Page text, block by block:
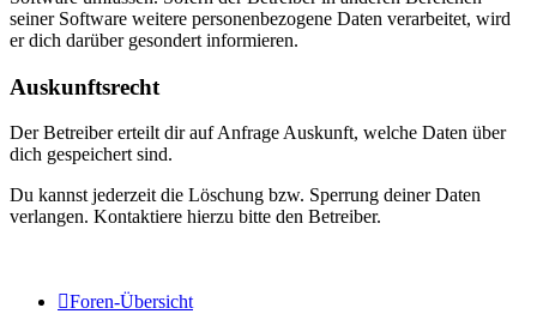
seiner Software weitere personenbezogene Daten verarbeitet, wird
er dich darüber gesondert informieren.
Auskunftsrecht
Der Betreiber erteilt dir auf Anfrage Auskunft, welche Daten über
dich gespeichert sind.
Du kannst jederzeit die Löschung bzw. Sperrung deiner Daten
verlangen. Kontaktiere hierzu bitte den Betreiber.
Foren-Übersicht